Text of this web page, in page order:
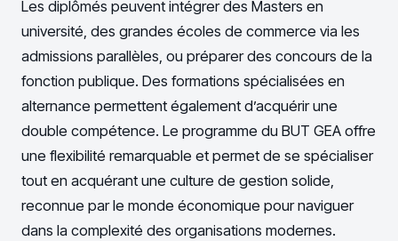
Les diplômés peuvent intégrer des Masters en
université, des grandes écoles de commerce via les
admissions parallèles, ou préparer des concours de la
fonction publique. Des formations spécialisées en
alternance permettent également d’acquérir une
double compétence. Le programme du BUT GEA offre
une flexibilité remarquable et permet de se spécialiser
tout en acquérant une culture de gestion solide,
reconnue par le monde économique pour naviguer
dans la complexité des organisations modernes.